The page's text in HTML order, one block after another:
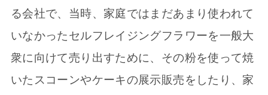
る会社で、当時、家庭ではまだあまり使われて
いなかったセルフレイジングフラワーを一般大
衆に向けて売り出すために、その粉を使って焼
いたスコーンやケーキの展示販売をしたり、家